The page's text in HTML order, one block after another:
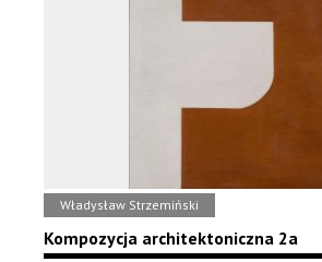
Władysław Strzemiński
Kompozycja architektoniczna 2a